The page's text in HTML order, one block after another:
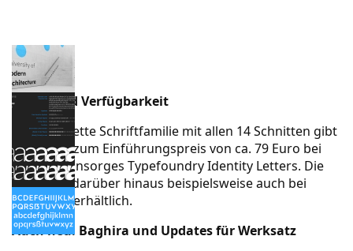
Preise und Verfügbarkeit
Die komplette Schriftfamilie mit allen 14 Schnitten gibt
es derzeit zum Einführungspreis von ca. 79 Euro bei
Moritz Kleinsorges TypefoundryIdentity Letters. Die
Schrift ist darüber hinaus beispielsweise auch bei
MyFonts* erhältlich.
Auch neu: Baghira und Updates für Werksatz